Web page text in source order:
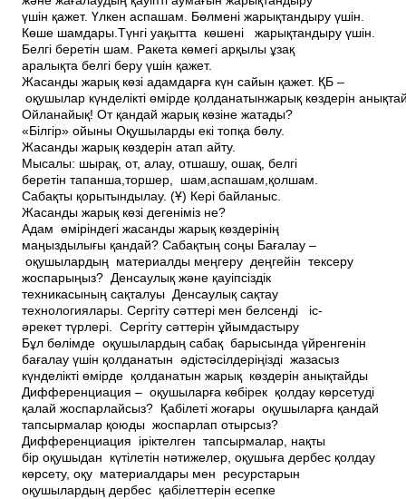
үшін қажет. Үлкен аспашам. Бөлмені жарықтандыру үшін.
Көше шамдары.Түнгі уақытта көшені жарықтандыру үшін.
Белгі беретін шам. Ракета көмегі арқылы ұзақ
аралықта белгі беру үшін қажет.
Жасанды жарық көзі адамдарға күн сайын қажет. ҚБ –
оқушылар күнделікті өмірде қолданатынжарық көздерін
Ойланайық! От қандай жарық көзіне жатады?
«Білгір» ойыны Оқушыларды екі топқа бөлу.
Жасанды жарық көздерін атап айту.
Мысалы: шырақ, от, алау, отшашу, ошақ, белгі
беретін тапанша,торшер, шам,аспашам,қолшам.
Сабақты қорытындылау. (Ұ) Кері байланыс.
Жасанды жарық көзі дегеніміз не?
Адам өміріндегі жасанды жарық көздерінің
маңыздылығы қандай? Сабақтың соңы Бағалау –
оқушылардың материалды меңгеру деңгейін тексеру
жоспарыңыз? Денсаулық және қауіпсіздік
техникасының сақталуы Денсаулық сақтау
технологиялары. Сергіту сәттері мен белсенді іс­
әрекет түрлері. Сергіту сәттерін ұйымдастыру
Бұл бөлімде оқушылардың сабақ барысында үйренгенін
бағалау үшін қолданатын әдіс­тәсілдеріңізді жазасыз
күнделікті өмірде қолданатын жарық көздерін анықтайды
Дифференциация – оқушыларға көбірек қолдау көрсетуді
қалай жоспарлайсыз? Қабілеті жоғары оқушыларға қандай
тапсырмалар қоюды жоспарлап отырсыз?
Дифференциация іріктелген тапсырмалар, нақты
бір оқушыдан күтілетін нәтижелер, оқушыға дербес қолдау
көрсету, оқу материалдары мен ресурстарын
оқушылардың дербес қабілеттерін есепке